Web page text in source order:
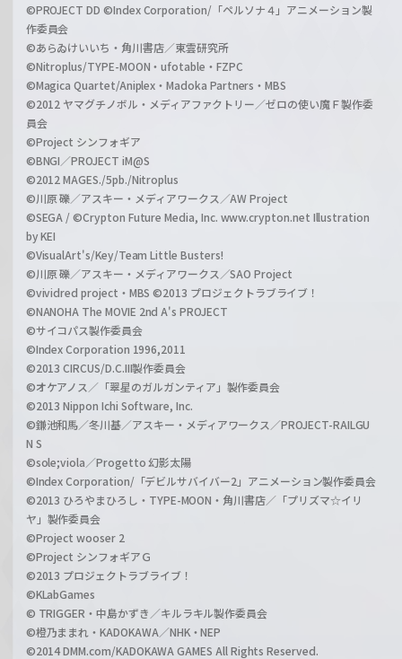
©PROJECT DD ©Index Corporation/「ペルソナ４」アニメーション製
作委員会
©あらゐけいいち・角川書店／東雲研究所
©Nitroplus/TYPE-MOON・ufotable・FZPC
©Magica Quartet/Aniplex・Madoka Partners・MBS
©2012 ヤマグチノボル・メディアファクトリー／ゼロの使い魔Ｆ製作委
員会
©Project シンフォギア
©BNGI／PROJECT iM@S
©2012 MAGES./5pb./Nitroplus
©川原 礫／アスキー・メディアワークス／AW Project
©SEGA / ©Crypton Future Media, Inc. www.crypton.net Illustration
by KEI
©VisualArt's/Key/Team Little Busters!
©川原 礫／アスキー・メディアワークス／SAO Project
©vividred project・MBS ©2013 プロジェクトラブライブ！
©NANOHA The MOVIE 2nd A's PROJECT
©サイコパス製作委員会
©Index Corporation 1996,2011
©2013 CIRCUS/D.C.III製作委員会
©オケアノス／「翠星のガルガンティア」製作委員会
©2013 Nippon Ichi Software, Inc.
©鎌池和馬／冬川基／アスキー・メディアワークス／PROJECT-RAILGU
N S
©sole;viola／Progetto 幻影太陽
©Index Corporation/「デビルサバイバー2」アニメーション製作委員会
©2013 ひろやまひろし・TYPE-MOON・角川書店／「プリズマ☆イリ
ヤ」製作委員会
©Project wooser 2
©Project シンフォギアＧ
©2013 プロジェクトラブライブ！
©KLabGames
© TRIGGER・中島かずき／キルラキル製作委員会
©橙乃ままれ・KADOKAWA／NHK・NEP
©2014 DMM.com/KADOKAWA GAMES All Rights Reserved.